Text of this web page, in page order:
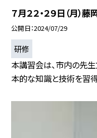
７月２２・２９日（月
公開日 2024/07/29
研修
本講習会は、市内の先
本的な知識と技術を習